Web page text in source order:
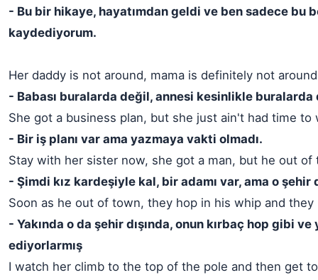
- Bu bir hikaye, hayatımdan geldi ve ben sadece bu
kaydediyorum.
Her daddy is not around, mama is definitely not around
- Babası buralarda değil, annesi kesinlikle buralarda
She got a business plan, but she just ain't had time to
- Bir iş planı var ama yazmaya vakti olmadı.
Stay with her sister now, she got a man, but he out of
- Şimdi kız kardeşiyle kal, bir adamı var, ama o şehir
Soon as he out of town, they hop in his whip and they
- Yakında o da şehir dışında, onun kırbaç hop gibi
ediyorlarmış
I watch her climb to the top of the pole and then get